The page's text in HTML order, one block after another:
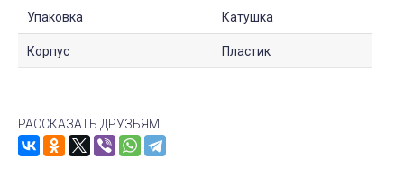
Упаковка Катушка
Корпус Пластик
РАССКАЗАТЬ ДРУЗЬЯМ!